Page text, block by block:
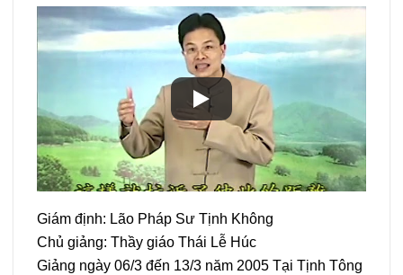
Giám định: Lão Pháp Sư Tịnh Không
Chủ giảng: Thầy giáo Thái Lễ Húc
Giảng ngày 06/3 đến 13/3 năm 2005 Tại Tịnh Tông